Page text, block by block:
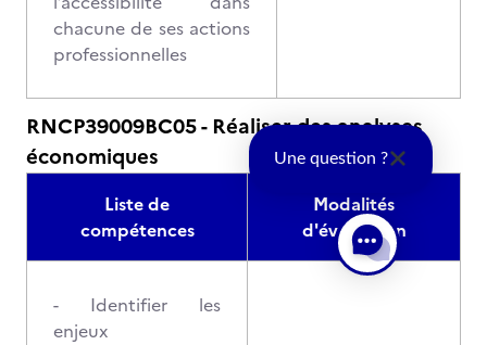
chacune de ses actions
professionnelles
RNCP39009BC05 - Réaliser des analyses
économiques
Liste de
compétences
Modalités
d'évaluation
- Identifier les
enjeux
Une question ?